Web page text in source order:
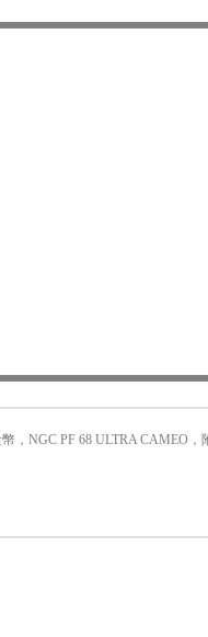
，NGC PF 68 ULTRA CAMEO，